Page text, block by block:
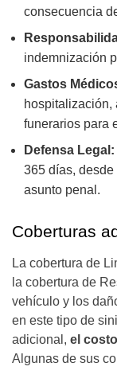
consecuencia
indemnización
Gastos
hospitalización,
funerarios para
Defensa Legal:
365 días,
asunto penal.
Coberturas
La cobertura de
la cobertura de
vehículo y los
en este tipo de
adicional, el
Algunas de sus